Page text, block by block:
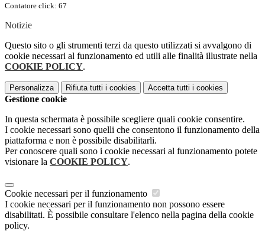
Contatore click: 67
Notizie
Questo sito o gli strumenti terzi da questo utilizzati si avvalgono di
cookie necessari al funzionamento ed utili alle finalità illustrate nella
COOKIE POLICY.
Personalizza Rifiuta tutti i cookies Accetta tutti i cookies
Gestione cookie
In questa schermata è possibile scegliere quali cookie consentire.
I cookie necessari sono quelli che consentono il funzionamento della
piattaforma e non è possibile disabilitarli.
Per conoscere quali sono i cookie necessari al funzionamento potete
visionare la COOKIE POLICY.
Cookie necessari per il funzionamento
I cookie necessari per il funzionamento non possono essere
disabilitati. È possibile consultare l'elenco nella pagina della cookie
policy.